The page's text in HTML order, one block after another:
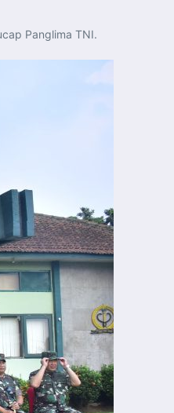
Panglima TNI.